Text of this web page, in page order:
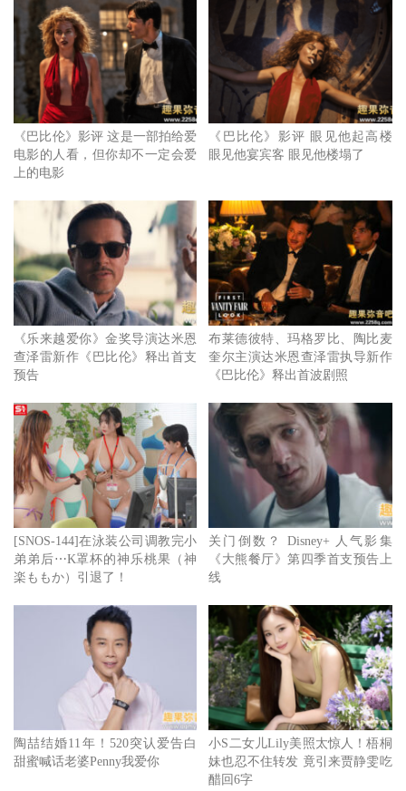
演认为以妮莉外放又带点疯癫的个性，加个吻戏确实很合
理。对此，小布也大方表示，他认同角色可以有不同的表现
空间，更赞赏：相信我，那（吻戏）算是还好的，她的表演
简直太狂了，这是我看过她最好的一次演出。
《巴比伦》探索好莱坞刚兴起时影坛绚烂背后的阴暗面，大
胆赤裸的程度，让玛格罗比当初在看剧本时，就直说：这太
电影《生活的甜蜜》和《华尔街之狼》的孩子，剧本有许多
场景，会让我想，我们真的可以这样做吗？我没有头绪要怎
么演绎那些场景？导演达米恩查泽雷最后也以大尺度毫无保
留，给观众带来狂放又大胆的感官视觉体验。《巴比伦》将
于3月22日在MyVideo上架
小布布莱德彼特（左）饰演当红明星杰克康瑞德。
《巴比伦》影评 这是一部拍给爱
电影的人看，但你却不一定会爱
上的电影
《巴比伦》影评 眼见他起高楼
眼见他宴宾客 眼见他楼塌了
《乐来越爱你》金奖导演达米恩
查泽雷新作《巴比伦》释出首支
预告
布莱德彼特、玛格罗比、陶比麦
奎尔主演达米恩查泽雷执导新作
《巴比伦》释出首波剧照
[SNOS-144]在泳装公司调教完小
弟弟后⋯K罩杯的神乐桃果（神
楽ももか）引退了！
关门倒数？ Disney+ 人气影集
《大熊餐厅》第四季首支预告上
线
陶喆结婚11年！520突认爱告白
甜蜜喊话老婆Penny我爱你
小S二女儿Lily美照太惊人！梧桐
妹也忍不住转发 竟引来贾静雯吃
醋回6字